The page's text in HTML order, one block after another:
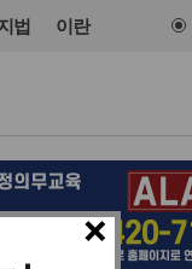
법 이란
×